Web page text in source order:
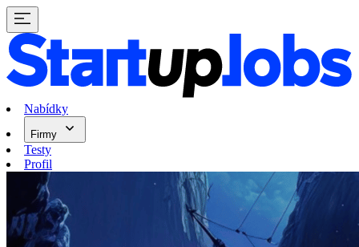
Nabídky
Firmy
Testy
Profil